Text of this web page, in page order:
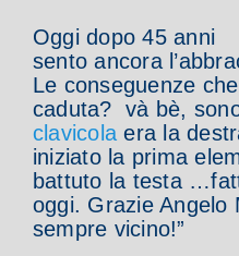
Oggi dopo 45 anni
sento ancora
Le conseguenze
caduta? và bè,
clavicola era la
iniziato la prima
battuto la testa
oggi. Grazie Angelo
sempre vicino!”